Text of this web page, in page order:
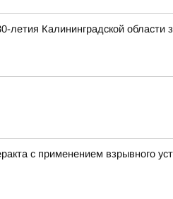
Калининградской области
с применением взрывного